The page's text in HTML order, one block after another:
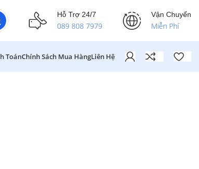
Hỗ Trợ 24/7
089 808 7979
Vận Chuyển
Miễn Phí
ToánChính Sách Mua HàngLiên Hệ